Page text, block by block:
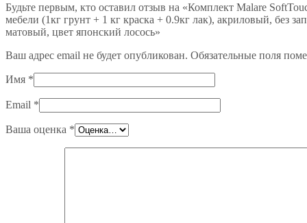
Будьте первым, кто оставил отзыв на «Комплект Malare
мебели (1кг грунт + 1 кг краска + 0.9кг лак), акриловый, без
матовый, цвет японский лосось»
Ваш адрес email не будет опубликован. Обязательные поля
Имя *
Email *
Ваша оценка *